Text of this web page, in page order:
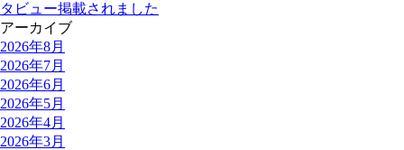
タビュー掲載されました
アーカイブ
2026年8月
2026年7月
2026年6月
2026年5月
2026年4月
2026年3月